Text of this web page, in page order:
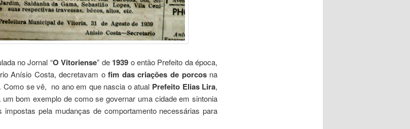
no Jornal “O Vitoriense” de 1939 o então Prefeito da época,
Anísio Costa, decretavam ofim das criações de porcosna
Como se vê, no ano em que nascia o atual Prefeito Elias Lira,
bom exemplo de como se governar uma cidade em sintonia
impostas pela mudanças de comportamento necessárias para